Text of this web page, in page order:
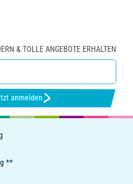
& TOLLE ANGEBOTE ERHALTEN
anmelden
**